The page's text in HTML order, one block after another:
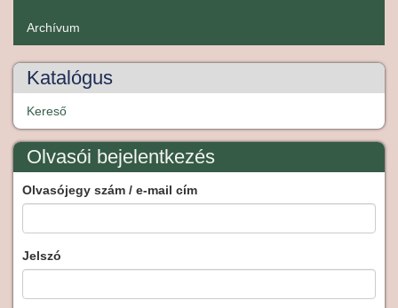
Archívum
Katalógus
Kereső
Olvasói bejelentkezés
Olvasójegy szám / e-mail cím
Jelszó